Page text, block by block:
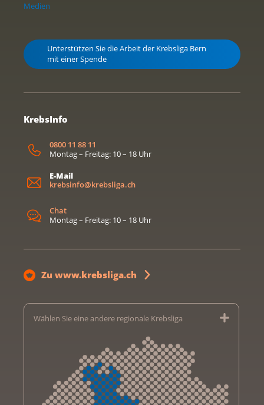
Medien
Unterstützen Sie die Arbeit der Krebsliga Bern
mit einer Spende
KrebsInfo
0800 11 88 11
Montag – Freitag: 10 – 18 Uhr
E-Mail
krebsinfo@krebsliga.ch
Chat
Montag – Freitag: 10 – 18 Uhr
Zu www.krebsliga.ch
Wählen Sie eine andere regionale Krebsliga